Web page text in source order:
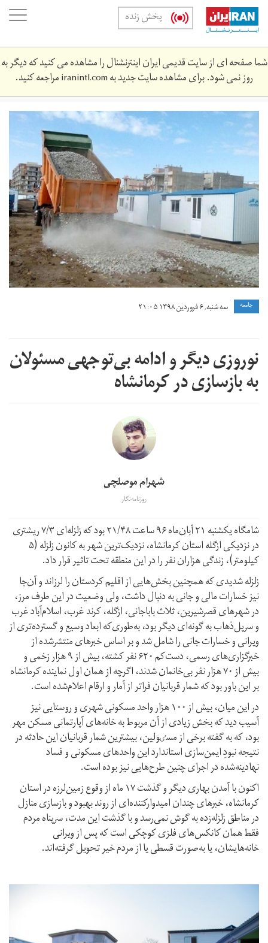
Skip
main
content
پخش زنده
شما صفحه ای از سایت قدیمی ایران اینترنشنال را مشاهده می کنید که دیگر به
روز نمی شود. برای مشاهده سایت جدید بهiranintl.comمراجعه کنید.
0331.jpg
جامعه سه شنبه, ۶ فروردین ۱۳۹۸ ۲۱:۰۵
نوروزی دیگر و ادامه بی‌توجهی مسئولان
به بازسازی در کرمانشاه
شهرام موصلچی
روزنامه‌نگار
شامگاه یکشنبه ۲۱ آبان‌ماه ۹۶ ساعت ۲۱/۴۸ بود که زلزله‌ای ۷/۳ ریشتری
در نزدیکی ازگله استان کرمانشاه، نزدیک‌ترین شهر به کانون زلزله (۵
کیلومتر)، زندگی هزاران نفر را در این منطقه تحت تاثیر قرار داد.
زلزله‌ شدیدی که همچنین بخش‌هایی از اقلیم کردستان را لرزاند و آن‌جا
نیز خسارات مالی و جانی به دنبال داشت، ولی وضعیت در این طرف مرز،
در شهرهای قصرشیرین، ثلاث باباجانی، ازگله، کرند غرب، اسلام‌آباد غرب
و سرپل‌ذهاب به گونه‌ای دیگر بود، به‌طوری‌که ابعاد وسیع و گسترده‌تری از
ویرانی‌ و خسارات جانی را شامل شد و بر اساس خبرهای منتشر‌شده از
خبرگزاری‌های رسمی، دست‌کم ۶۲۰ نفر کشته، بیش از ۹ هزار زخمی و
بیش از ۷۰ هزار نفر بی‌خانمان شدند، اگرچه از همان اول نماینده کرمانشاه
بر این باور بود که شمار قربانیان فراتر از آمار و ارقام اعلام‌شده است.
در این میان، بیش از ۱۰۰ هزار واحد مسکونی شهری و روستایی نیز
آسیب دید که بخش زیادی از آن مربوط به خانه‌های آپارتمانی مسکن مهر
بود، که به گفته برخی از مسٸولین، بیشترین شمار قربانیان این حادثه در
نتیجه نبودِ ایمن‌سازی استاندارد این واحد‌های مسکونی و فساد
نهادینه‌شده در اجرای چنین طرح‌هایی نیز بوده است.
اکنون با آمدن بهاری دیگر و گذشت ۱۷ ماه از وقوع زمین‌لرزه در استان
کرمانشاه، خبرهای چندان امیدوارکننده‌ای از روند بهبود و بازسازی منازل
در مناطق زلزله‌زده به گوش نمی‌رسد و با گذشت این مدت، سرپناه مردم
فقط همان کانکس‌های فلزی کوچکی است که پس از ویرانی
خانه‌هایشان، یا به‌صورت قسطی یا از مردم خیر تحویل گرفته‌اند.